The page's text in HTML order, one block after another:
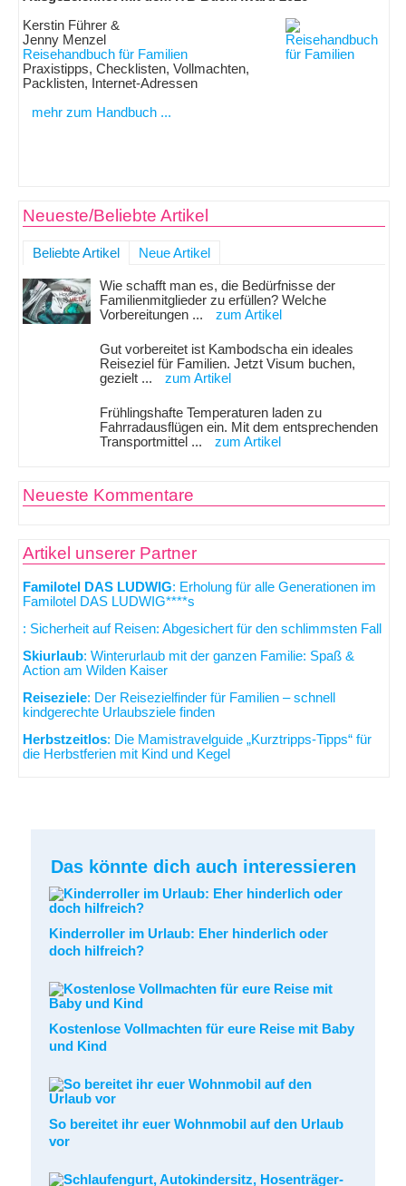
Kerstin Führer &
Jenny Menzel
Reisehandbuch für Familien
Praxistipps, Checklisten, Vollmachten,
Packlisten, Internet-Adressen
mehr zum Handbuch ...
Neueste/Beliebte Artikel
Beliebte Artikel Neue Artikel
Wie schafft man es, die Bedürfnisse der
Familienmitglieder zu erfüllen? Welche
Vorbereitungen ...
zum Artikel
Gut vorbereitet ist Kambodscha ein ideales
Reiseziel für Familien. Jetzt Visum buchen,
gezielt ...
zum Artikel
Frühlingshafte Temperaturen laden zu
Fahrradausflügen ein. Mit dem entsprechenden
Transportmittel ...
zum Artikel
Neueste Kommentare
Artikel unserer Partner
Familotel DAS LUDWIG: Erholung für alle Generationen im
Familotel DAS LUDWIG****s
: Sicherheit auf Reisen: Abgesichert für den schlimmsten Fall
Skiurlaub: Winterurlaub mit der ganzen Familie: Spaß &
Action am Wilden Kaiser
Reiseziele: Der Reisezielfinder für Familien – schnell
kindgerechte Urlaubsziele finden
Herbstzeitlos: Die Mamistravelguide „Kurztripps-Tipps“ für
die Herbstferien mit Kind und Kegel
Das könnte dich auch interessieren
Kinderroller im Urlaub: Eher hinderlich oder
doch hilfreich?
Kostenlose Vollmachten für eure Reise mit Baby
und Kind
So bereitet ihr euer Wohnmobil auf den Urlaub
vor